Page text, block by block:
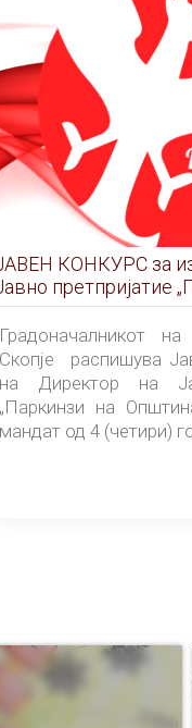
КОНКУРС за избор на Директор на
претпријатие „Паркинзи на Општина
– Скопје
Градоначалникот
Скопје распишува
на Директор на
„Паркинзи на
мандат од 4 (четири)